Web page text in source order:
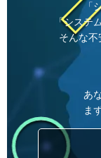
「
「システ
そんな不
あ
ま